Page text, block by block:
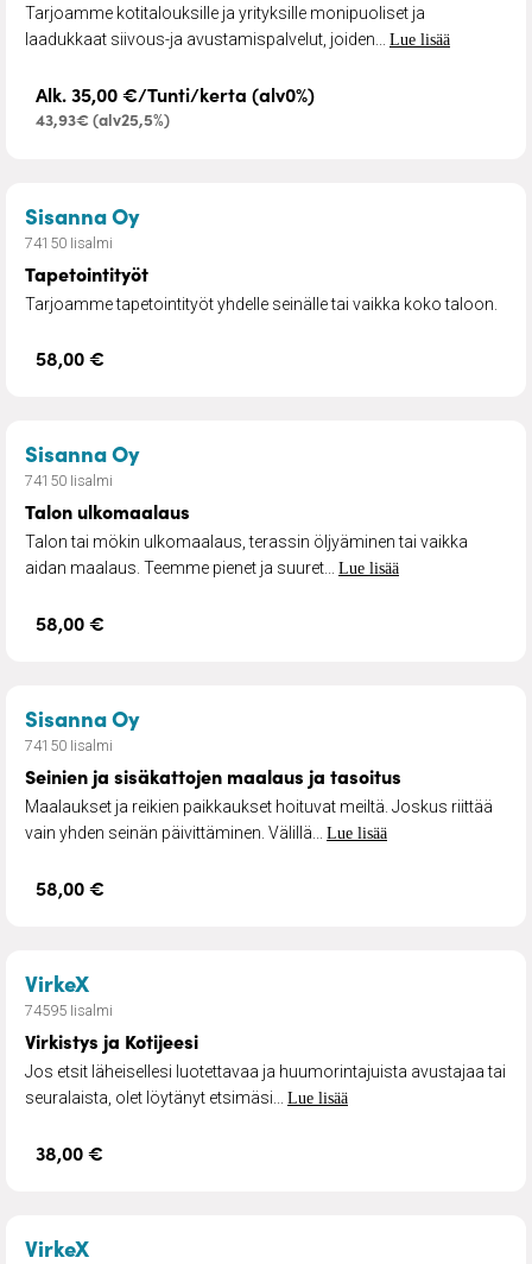
Tarjoamme kotitalouksille ja yrityksille monipuoliset ja
laadukkaat siivous-ja avustamispalvelut, joiden... Lue lisää
Alk. 35,00 €/Tunti/kerta (alv0%)
43,93€ (alv25,5%)
Sisanna Oy– Tapetointityöt
74150 Iisalmi
Tapetointityöt
Tarjoamme tapetointityöt yhdelle seinälle tai vaikka koko taloon.
58,00 €
Sisanna Oy– Talon ulkomaalaus
74150 Iisalmi
Talon ulkomaalaus
Talon tai mökin ulkomaalaus, terassin öljyäminen tai vaikka
aidan maalaus. Teemme pienet ja suuret... Lue lisää
58,00 €
Sisanna Oy– Seinien ja sisäkattojen maalaus ja
74150 Iisalmi
Seinien ja sisäkattojen maalaus ja tasoitus
Maalaukset ja reikien paikkaukset hoituvat meiltä. Joskus riittää
vain yhden seinän päivittäminen. Välillä... Lue lisää
58,00 €
VirkeX– Virkistys ja Kotijeesi
74595 Iisalmi
Virkistys ja Kotijeesi
Jos etsit läheisellesi luotettavaa ja huumorintajuista avustajaa tai
seuralaista, olet löytänyt etsimäsi... Lue lisää
38,00 €
VirkeX– Omaishoidon sijaispalvelu